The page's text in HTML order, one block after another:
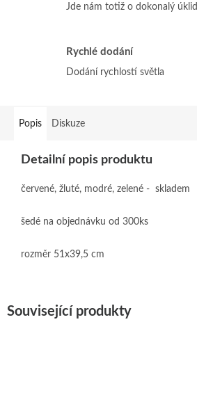
Jde nám totiž o dokonalý úklid
Rychlé dodání
Dodání rychlostí světla
Popis Diskuze
Detailní popis produktu
červené, žluté, modré, zelené - skladem
šedé na objednávku od 300ks
rozměr 51x39,5 cm
Související produkty